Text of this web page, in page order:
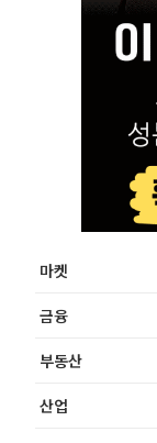
마켓
금융
부동산
산업